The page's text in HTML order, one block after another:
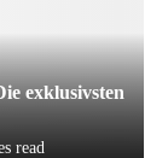
exklusivsten
read